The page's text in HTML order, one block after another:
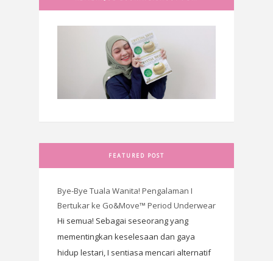
FEATURED POST
Bye-Bye Tuala Wanita! Pengalaman I
Bertukar ke Go&Move™ Period Underwear
Hi semua! Sebagai seseorang yang
mementingkan keselesaan dan gaya
hidup lestari, I sentiasa mencari alternatif